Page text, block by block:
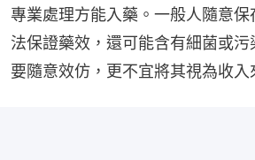
專業處理方能入藥。一般人隨意
法保證藥效，還可能含有細菌或
要隨意效仿，更不宜將其視為收入